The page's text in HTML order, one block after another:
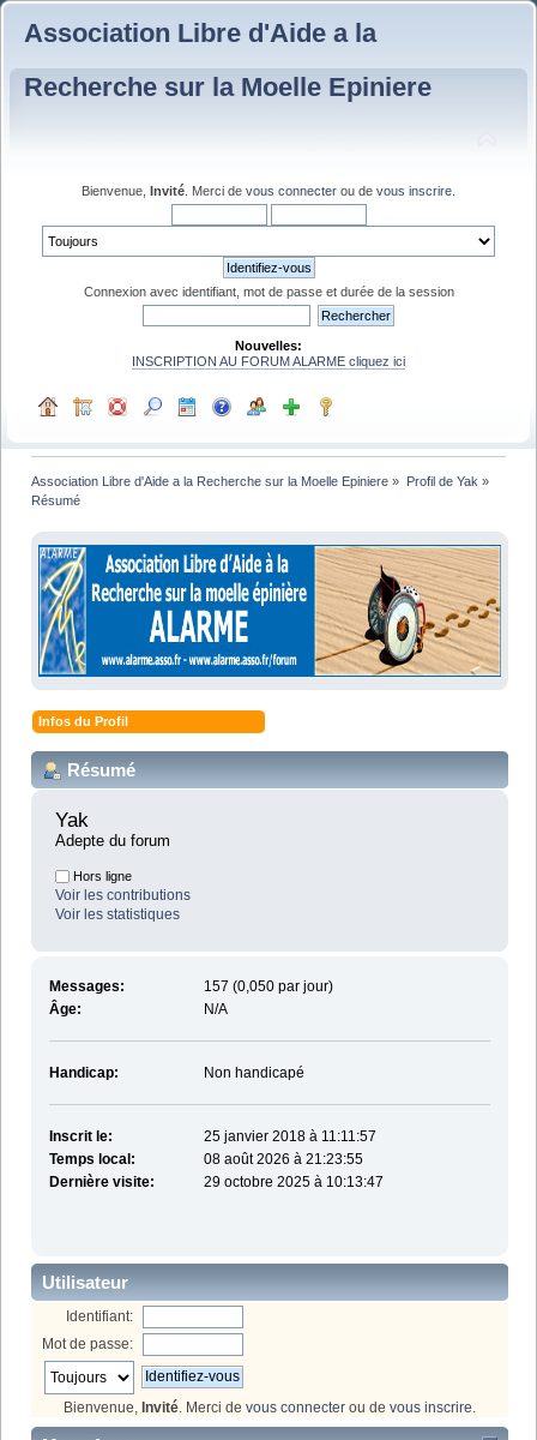
Association Libre d'Aide a la
Recherche sur la Moelle Epiniere
Bienvenue, Invité . Merci de vous connecter ou de vous inscrire
Connexion avec identifiant, mot de passe et durée de la session
Nouvelles:
INSCRIPTION AU FORUM ALARME cliquez ici
Association Libre d'Aide a la Recherche sur la Moelle Epiniere » Profil de Yak »
Résumé
Infos du Profil
Résumé
Yak
Adepte du forum
Hors ligne
Voir les contributions
Voir les statistiques
Messages:
157 (0,050 par jour)
Âge:
N/A
Handicap: Non handicapé
Inscrit le:
25 janvier 2018 à 11:11:57
Temps local:
08 août 2026 à 21:23:55
Dernière visite:
29 octobre 2025 à 10:13:47
Utilisateur
Identifiant:
Mot de passe:
Bienvenue, Invité . Merci de vous connecter ou de vous inscrire